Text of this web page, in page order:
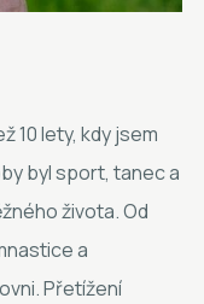
10 lety, kdy jsem
byl sport, tanec a
života. Od
a
Přetížení